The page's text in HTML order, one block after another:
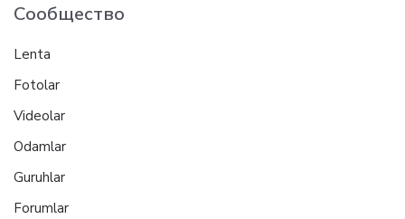
Сообщество
Lenta
Fotolar
Videolar
Odamlar
Guruhlar
Forumlar